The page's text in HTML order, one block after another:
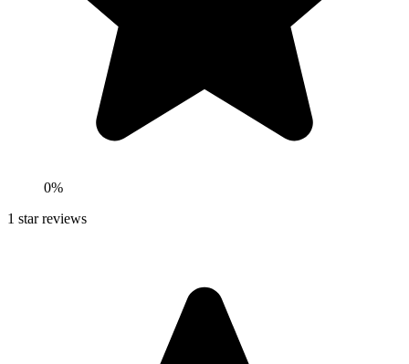
0%
1 star reviews